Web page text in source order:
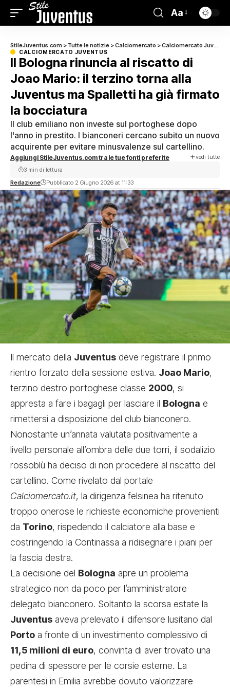
Aa
StileJuventus.com > Tutte le notizie >Calciomercato >Calciomercato Juventus
CALCIOMERCATO JUVENTUS
Il Bologna rinuncia al riscatto di
Joao Mario: il terzino torna alla
Juventus ma Spalletti ha già firmato
la bocciatura
Il club emiliano non investe sul portoghese dopo
l'anno in prestito. I bianconeri cercano subito un nuovo
acquirente per evitare minusvalenze sul cartellino.
Aggiungi StileJuventus.com tra le tue fonti preferite vedi tutte
Redazione Pubblicato 2 Giugno 2026 at 11:33
3 min di lettura
Il mercato della Juventus deve registrare il primo
rientro forzato della sessione estiva. Joao Mario,
terzino destro portoghese classe 2000, si
appresta a fare i bagagli per lasciare il Bologna e
rimettersi a disposizione del club bianconero.
Nonostante un’annata valutata positivamente a
livello personale all’ombra delle due torri, il sodalizio
rossoblù ha deciso di non procedere al riscatto del
cartellino. Come rivelato dal portale
Calciomercato.it, la dirigenza felsinea ha ritenuto
troppo onerose le richieste economiche provenienti
da Torino, rispedendo il calciatore alla base e
costringendo la Continassa a ridisegnare i piani per
la fascia destra.
La decisione del Bologna apre un problema
strategico non da poco per l’amministratore
delegato bianconero. Soltanto la scorsa estate la
Juventus aveva prelevato il difensore lusitano dal
Porto a fronte di un investimento complessivo di
11,5 milioni di euro, convinta di aver trovato una
pedina di spessore per le corsie esterne. La
parentesi in Emilia avrebbe dovuto valorizzare